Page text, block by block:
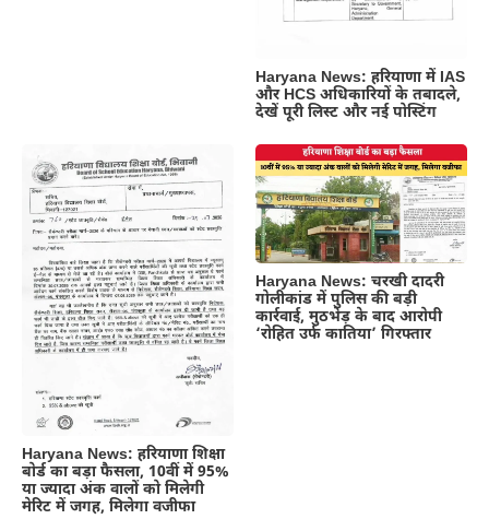
Haryana News: हरियाणा में IAS
और HCS अधिकारियों के तबादले,
देखें पूरी लिस्ट और नई पोस्टिंग
Haryana News: हरियाणा शिक्षा
बोर्ड का बड़ा फैसला, 10वीं में 95%
या ज्यादा अंक वालों को मिलेगी
मेरिट में जगह, मिलेगा वजीफा
Haryana News: चरखी दादरी
गोलीकांड में पुलिस की बड़ी
कार्रवाई, मुठभेड़ के बाद आरोपी
‘रोहित उर्फ कातिया’ गिरफ्तार